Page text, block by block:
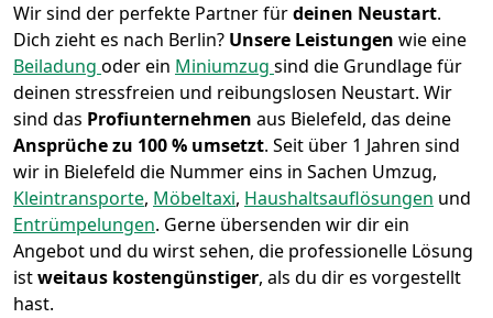
Wir sind der perfekte Partner fürdeinen Neustart.
Dich zieht es nach Berlin? Unsere Leistungen wie eine
Beiladung oder ein Miniumzug sind die Grundlage für
deinen stressfreien und reibungslosen Neustart. Wir
sind das Profiunternehmen aus Bielefeld, das deine
Ansprüche zu 100 % umsetzt. Seit über 1 Jahren sind
wir in Bielefeld die Nummer eins in Sachen Umzug,
Kleintransporte, Möbeltaxi, Haushaltsauflösungen und
Entrümpelungen. Gerne übersenden wir dir ein
Angebot und du wirst sehen, die professionelle Lösung
istweitaus kostengünstiger, als du dir es vorgestellt
hast.